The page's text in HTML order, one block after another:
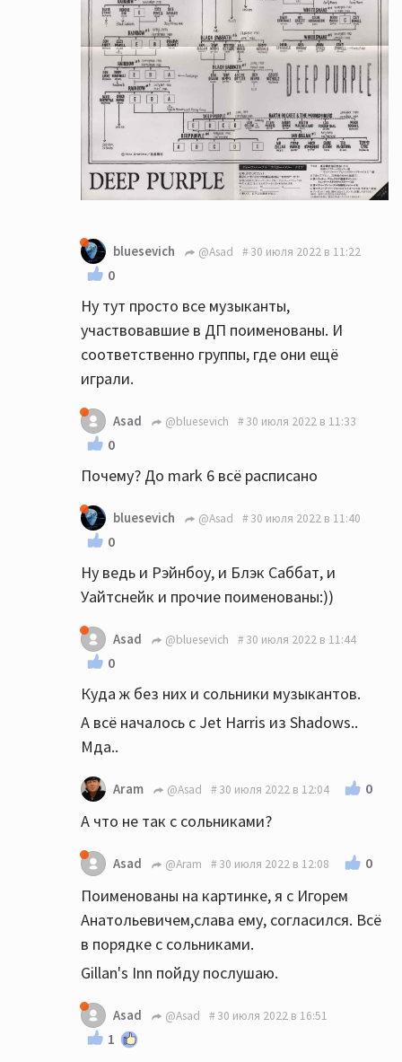
bluesevich @Asad 30 июля 2022 в 11:22
0
Ну тут просто все музыканты,
участвовавшие в ДП поименованы. И
соответственно группы, где они ещё
играли.
Asad @bluesevich 30 июля 2022 в 11:33
0
Почему? До mark 6 всё расписано
bluesevich @Asad 30 июля 2022 в 11:40
0
Ну ведь и Рэйнбоу, и Блэк Саббат, и
Уайтснейк и прочие поименованы:))
Asad @bluesevich 30 июля 2022 в 11:44
0
Куда ж без них и сольники музыкантов.
А всё началось с Jet Harris из Shadows..
Мда..
Aram @Asad 30 июля 2022 в 12:04 0
А что не так с сольниками?
Asad @Aram 30 июля 2022 в 12:08 0
Поименованы на картинке, я с Игорем
Анатольевичем,слава ему, согласился. Всё
в порядке с сольниками.
Gillan's Inn пойду послушаю.
Asad @Asad 30 июля 2022 в 16:51
1